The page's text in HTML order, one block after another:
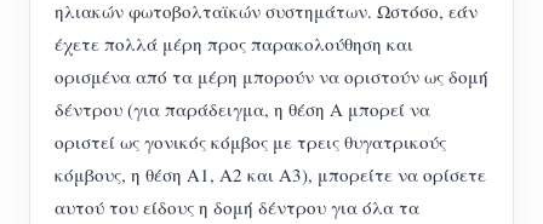
ηλιακών φωτοβολταϊκών συστημάτων. Ωστόσο, εάν
έχετε πολλά μέρη προς παρακολούθηση και
ορισμένα από τα μέρη μπορούν να οριστούν ως δομή
δέντρου (για παράδειγμα, η θέση Α μπορεί να
οριστεί ως γονικός κόμβος με τρεις θυγατρικούς
κόμβους, η θέση Α1, Α2 και Α3), μπορείτε να ορίσετε
αυτού του είδους η δομή δέντρου για όλα τα